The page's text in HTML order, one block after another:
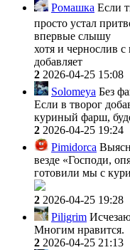
Ромашка Если
просто устал
впервые слышу
хотя и чернослив
добавляет
2 2026-04-25 15:08
Solomeya Без
Если в творог
куриный фарш,
2 2026-04-25 19:24
Pimidorca
везде «Господи,
готовили мы с
2 2026-04-25 19:28
Piligrim
Многим нравится.
2 2026-04-25 21:13